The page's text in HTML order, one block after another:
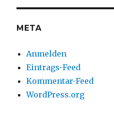
anzeigenanzeigen
META
Anmelden
Eintrags-Feed
Kommentar-Feed
WordPress.org